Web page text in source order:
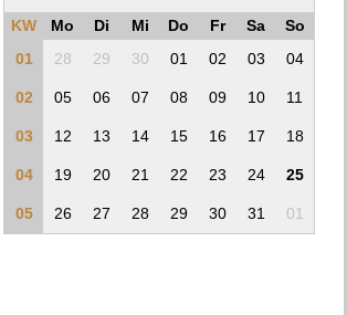
KW Mo Di Mi Do Fr Sa
So
01
28 29 30 01 02 03 04
02 05 06 07 08 09 10 11
03 12 13 14 15 16 17 18
04 19 20 21 22 23 24 25
05 26 27 28 29 30 31 01